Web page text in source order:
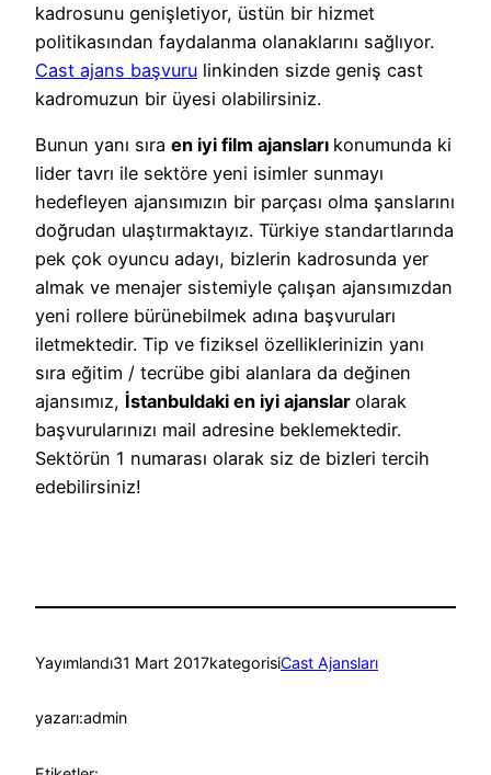
kadrosunu genişletiyor, üstün bir hizmet
politikasından faydalanma olanaklarını sağlıyor.
Cast ajans başvuru linkinden sizde geniş cast
kadromuzun bir üyesi olabilirsiniz.
Bunun yanı sıra en iyi film ajansları konumunda ki
lider tavrı ile sektöre yeni isimler sunmayı
hedefleyen ajansımızın bir parçası olma şanslarını
doğrudan ulaştırmaktayız. Türkiye standartlarında
pek çok oyuncu adayı, bizlerin kadrosunda yer
almak ve menajer sistemiyle çalışan ajansımızdan
yeni rollere bürünebilmek adına başvuruları
iletmektedir. Tip ve fiziksel özelliklerinizin yanı
sıra eğitim / tecrübe gibi alanlara da değinen
ajansımız, İstanbuldaki en iyi ajanslar olarak
başvurularınızı mail adresine beklemektedir.
Sektörün 1 numarası olarak siz de bizleri tercih
edebilirsiniz!
Yayımlandı31 Mart 2017kategorisiCast Ajansları
yazarı:admin